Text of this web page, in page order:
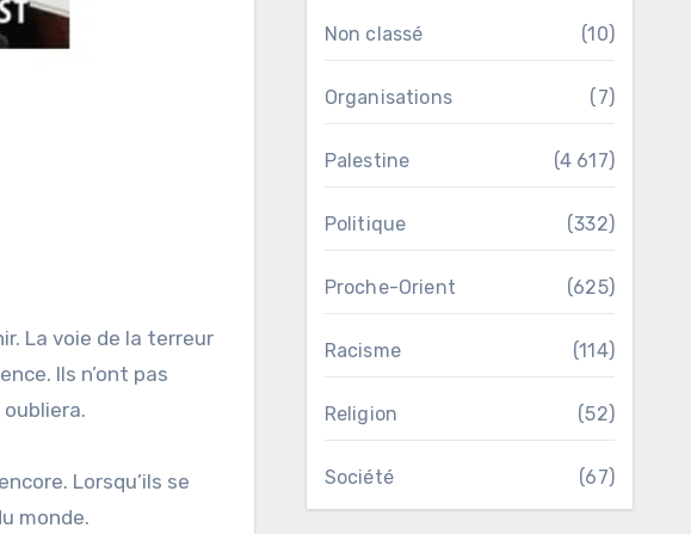
La voie de la terreur
Ils n’ont pas
Lorsqu’ils se
monde.
Non classé (10)
Organisations (7)
Palestine (4 617)
Politique (332)
Proche-Orient (625)
Racisme (114)
Religion (52)
Société (67)